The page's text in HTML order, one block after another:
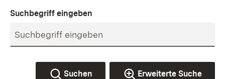
Suchbegriff eingeben
Suchen Erweiterte Suche